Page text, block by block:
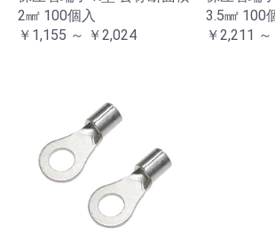
2㎟ 100個入
￥1,155 ～ ￥2,024
3.5㎟ 100
￥2,211